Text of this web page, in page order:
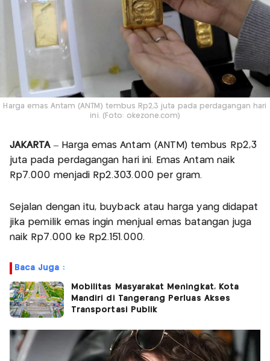
Harga emas Antam (ANTM) tembus Rp2,3 juta pada perdagangan hari
ini. (Foto: okezone.com)
JAKARTA– Harga emas Antam (ANTM) tembus Rp2,3
juta pada perdagangan hari ini. Emas Antam naik
Rp7.000 menjadi Rp2.303.000 per gram.
Sejalan dengan itu, buyback atau harga yang didapat
jika pemilik emas ingin menjual emas batangan juga
naik Rp7.000 ke Rp2.151.000.
Baca Juga :
Mobilitas Masyarakat Meningkat, Kota
Mandiri di Tangerang Perluas Akses
Transportasi Publik